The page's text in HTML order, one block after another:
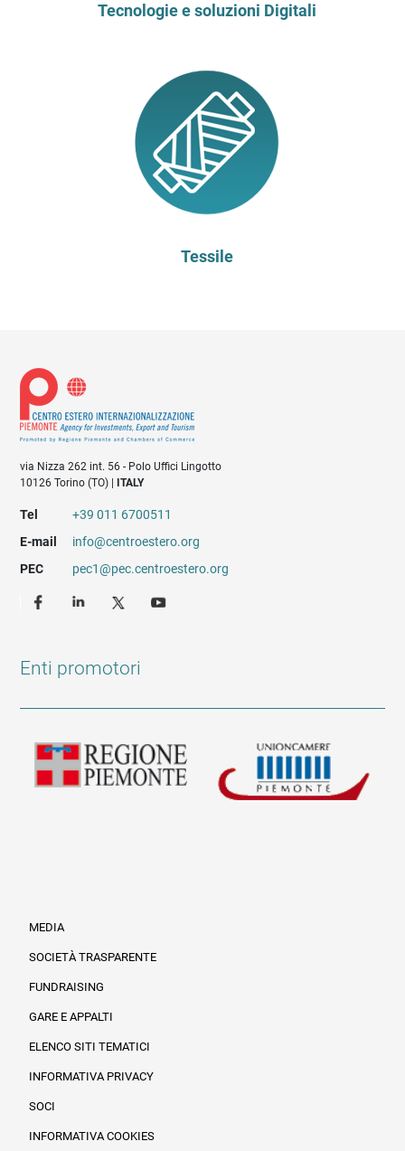
Tecnologie e soluzioni Digitali
Tessile
via Nizza 262 int. 56 - Polo Uffici Lingotto
10126 Torino (TO) |
ITALY
Tel
+39 011 6700511
E-mail
info@centroestero.org
PEC
pec1@pec.centroestero.org
Enti promotori
MEDIA
SOCIETÀ TRASPARENTE
FUNDRAISING
GARE E APPALTI
ELENCO SITI TEMATICI
INFORMATIVA PRIVACY
SOCI
INFORMATIVA COOKIES